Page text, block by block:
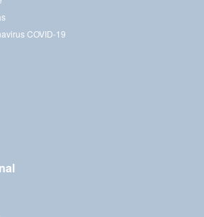
COVID-19